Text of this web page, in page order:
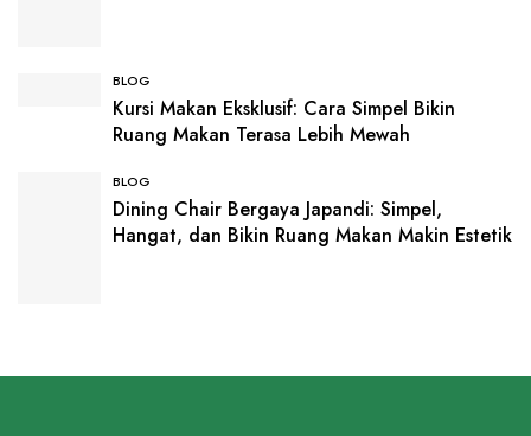
BLOG
Kursi Makan Eksklusif: Cara Simpel Bikin
Ruang Makan Terasa Lebih Mewah
BLOG
Dining Chair Bergaya Japandi: Simpel,
Hangat, dan Bikin Ruang Makan Makin Estetik